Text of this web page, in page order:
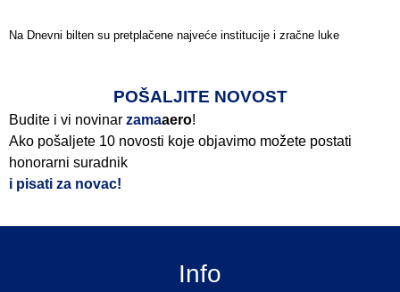
Na Dnevni bilten su pretplačene najveće institucije i zračne luke
POŠALJITE NOVOST
Budite i vi novinar zamaaero!
Ako pošaljete 10 novosti koje objavimo možete postati
honorarni suradnik
i pisati za novac!
Info